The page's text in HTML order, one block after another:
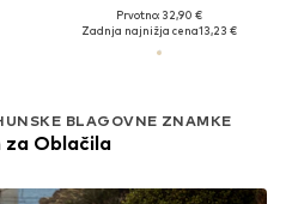
Prvotno: 32,90 €
Zadnja najnižja cena13,23 €
BLAGOVNE ZNAMKE
za Oblačila